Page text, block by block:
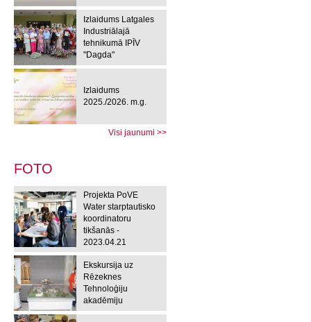
Izlaidums Latgales
Industriālajā
tehnikumā IPĪV
"Dagda"
Izlaidums
2025./2026. m.g.
Visi jaunumi >>
FOTO
Projekta PoVE
Water starptautisko
koordinatoru
tikšanās -
2023.04.21
Ekskursija uz
Rēzeknes
Tehnoloģiju
akadēmiju